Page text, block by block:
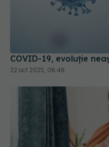
COVID-19, evoluție
22 oct 2025, 08:48